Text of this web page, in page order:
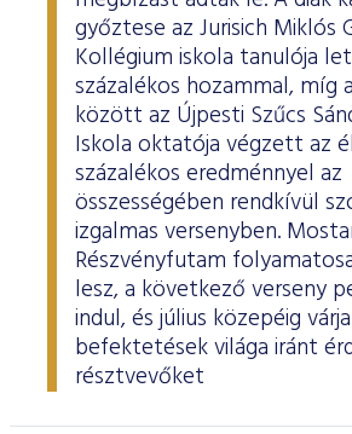
győztese az Jurisich Miklós
Kollégium iskola tanulója
százalékos hozammal, míg
között az Újpesti Szűcs
Iskola oktatója végzett az
százalékos eredménnyel az
összességében rendkívül
izgalmas versenyben.
Részvényfutam
lesz, a következő verseny
indul, és július közepéig
befektetések világa iránt
résztvevőket